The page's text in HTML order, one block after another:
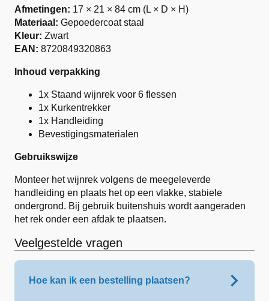
Afmetingen: 17 × 21 × 84 cm (L × D × H)
Materiaal: Gepoedercoat staal
Kleur: Zwart
EAN: 8720849320863
Inhoud verpakking
1x Staand wijnrek voor 6 flessen
1x Kurkentrekker
1x Handleiding
Bevestigingsmaterialen
Gebruikswijze
Monteer het wijnrek volgens de meegeleverde
handleiding en plaats het op een vlakke, stabiele
ondergrond. Bij gebruik buitenshuis wordt aangeraden
het rek onder een afdak te plaatsen.
Veelgestelde vragen
Hoe kan ik een bestelling plaatsen?